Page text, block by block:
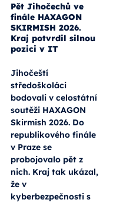
Pět Jihočechů ve
finále HAXAGON
SKIRMISH 2026.
Kraj potvrdil silnou
pozici v IT
Jihočeští
středoškoláci
bodovali v celostátní
soutěži HAXAGON
Skirmish 2026. Do
republikového finále
v Praze se
probojovalo pět z
nich. Kraj tak ukázal,
že v
kyberbezpečnosti s